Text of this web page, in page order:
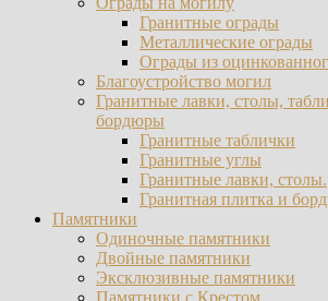
Гранитные ограды
Металлические ограды
Ограды из
Благоустройство могил
Гранитные лавки, столы,
бордюры
Гранитные таблички
Гранитные углы
Гранитные лавки, столы.
Гранитная плитка и
Памятники
Одиночные памятники
Двойные памятники
Эксклюзивные памятники